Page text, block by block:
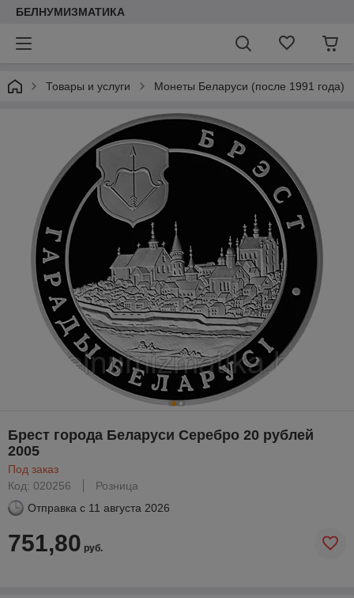
БЕЛНУМИЗМАТИКА
Товары и услуги Монеты Беларуси (после 1991 года)
Брест города Беларуси Серебро 20 рублей
2005
Под заказ
Код: 020256
Розница
Отправка с 11 августа 2026
751,80 руб.